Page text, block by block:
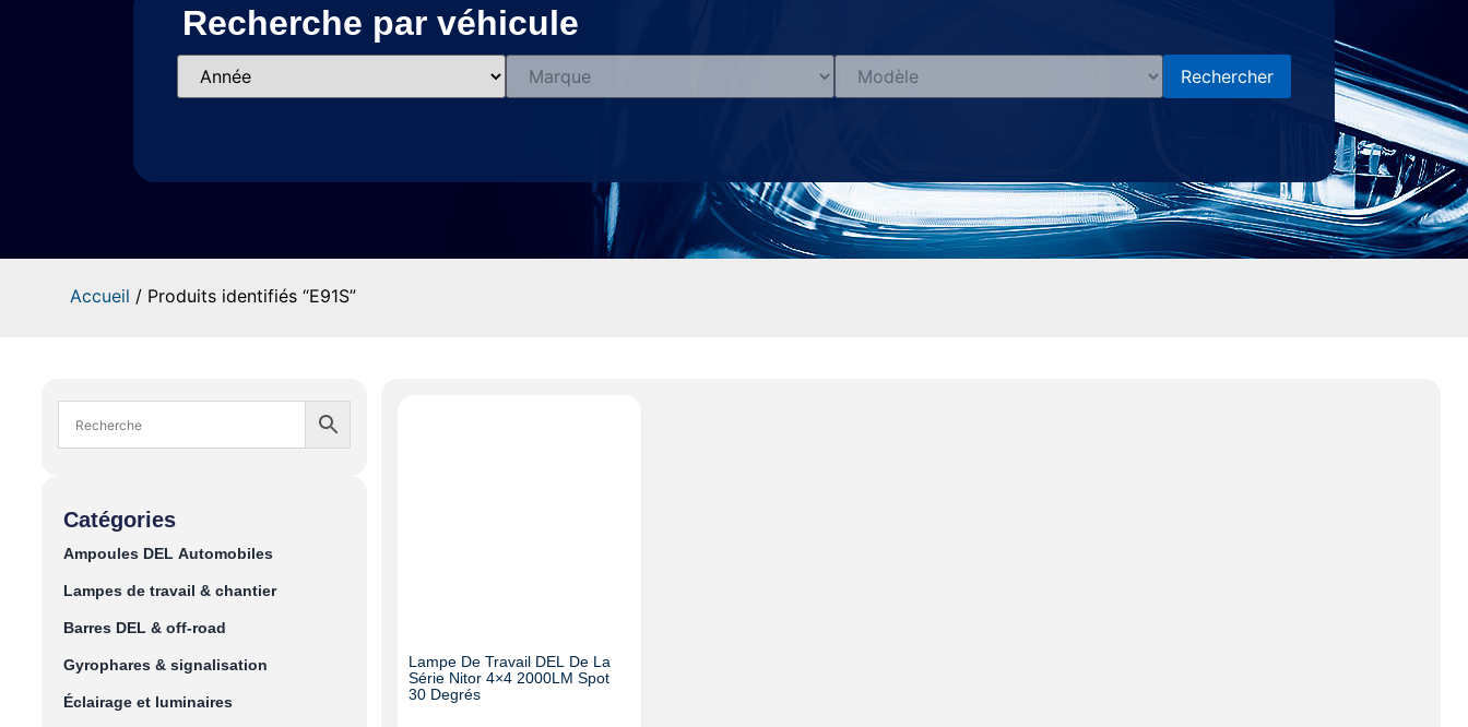
Recherche par véhicule
Rechercher
Accueil / Produits identifiés “E91S”
Catégories
Ampoules DEL Automobiles
Lampes de travail & chantier
Barres DEL & off-road
Gyrophares & signalisation
Éclairage et luminaires
Lampe De Travail DEL De La
Série Nitor 4×4 2000LM Spot
30 Degrés